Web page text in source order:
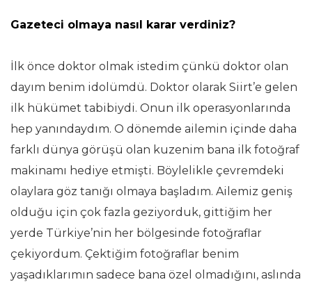
Gazeteci olmaya nasıl karar verdiniz?
İlk önce doktor olmak istedim çünkü doktor olan
dayım benim idolümdü. Doktor olarak Siirt’e gelen
ilk hükümet tabibiydi. Onun ilk operasyonlarında
hep yanındaydım. O dönemde ailemin içinde daha
farklı dünya görüşü olan kuzenim bana ilk fotoğraf
makinamı hediye etmişti. Böylelikle çevremdeki
olaylara göz tanığı olmaya başladım. Ailemiz geniş
olduğu için çok fazla geziyorduk, gittiğim her
yerde Türkiye’nin her bölgesinde fotoğraflar
çekiyordum. Çektiğim fotoğraflar benim
yaşadıklarımın sadece bana özel olmadığını, aslında